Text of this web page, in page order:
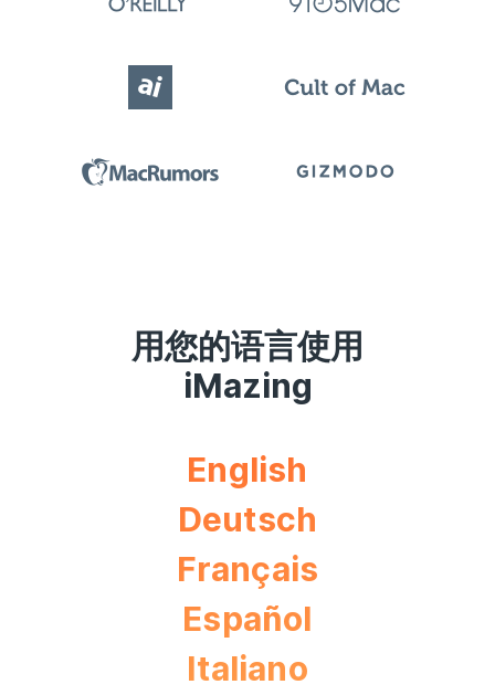
用您的语言使用
iMazing
English
Deutsch
Français
Español
Italiano